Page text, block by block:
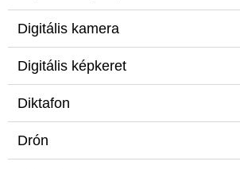
Digitális kamera
Digitális képkeret
Diktafon
Drón